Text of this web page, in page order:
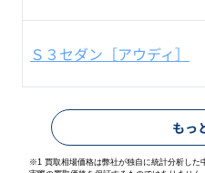
Ｓ３セダン［アウディ］
もっ
※1 買取相場価格は弊社が独自に統計分析した